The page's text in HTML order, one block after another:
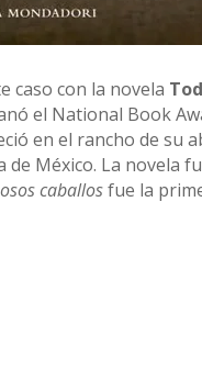
caso con la novela
el National Book
en el rancho de su
México. La novela
caballosfue la